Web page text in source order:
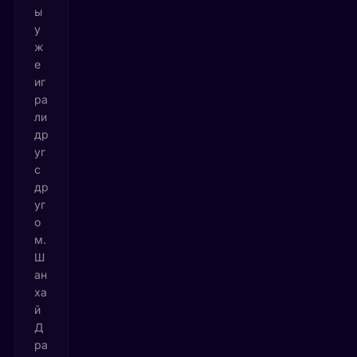
ы
у
ж
е
иг
ра
ли
др
уг
с
др
уг
о
м.
Ш
ан
ха
й
Д
ра